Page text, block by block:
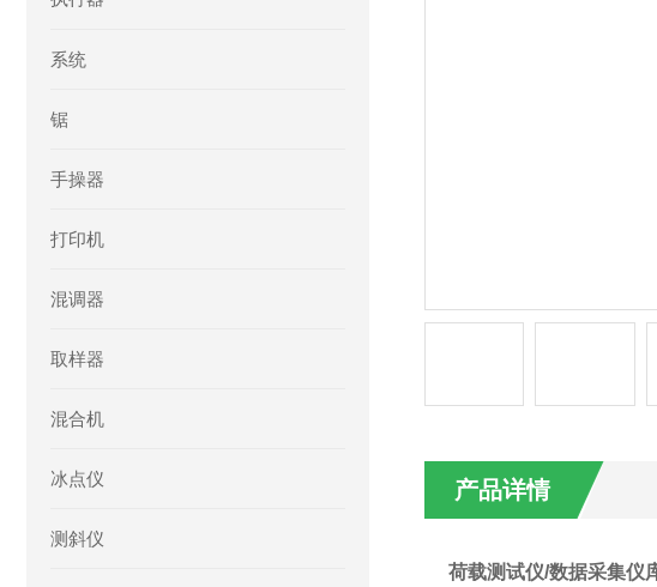
系统
锯
手操器
打印机
混调器
取样器
混合机
冰点仪
测斜仪
产品详情
荷载测试仪/数据采集仪